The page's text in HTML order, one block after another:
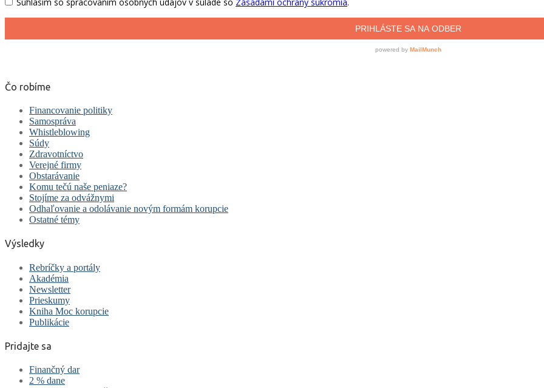
Čo robíme
Financovanie politiky
Samospráva
Whistleblowing
Súdy
Zdravotníctvo
Verejné firmy
Obstarávanie
Komu tečú naše peniaze?
Stojíme za odvážnymi
Odhaľovanie a odolávanie novým formám korupcie
Ostatné témy
Výsledky
Rebríčky a portály
Akadémia
Newsletter
Prieskumy
Kniha Moc korupcie
Publikácie
Pridajte sa
Finančný dar
2 % dane